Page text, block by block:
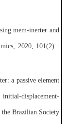
mem-inerter and
2020, 101(2) :
a passive element
displacement-
the Brazilian Society